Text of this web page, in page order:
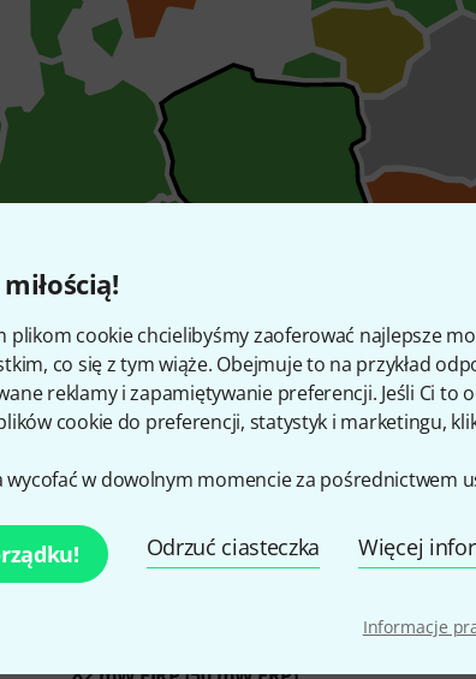
plikom cookie chcielibyśmy zaoferować najlepsze
co się z tym wiąże. Obejmuje to na przykład
reklamy i zapamiętywanie preferencji. Jeśli Ci to
cookie do preferencji, statystyk i marketingu,
wycofać w dowolnym momencie za pośrednictwem
Odrzuć ciasteczka Więcej
Informacje
470 MHz – 694 Mhz